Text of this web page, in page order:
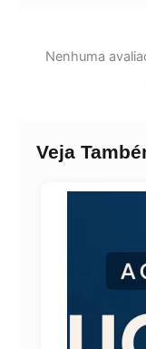
Nenhuma
Veja